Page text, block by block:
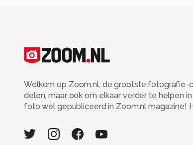
Welkom op Zoom.nl, de grootste fotografie-
delen, maar ook om elkaar verder te helpen
foto wel gepubliceerd in Zoom.nl magazine!